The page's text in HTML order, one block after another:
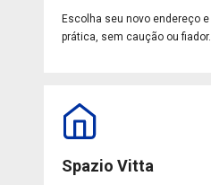
Escolha seu novo endereço
prática, sem caução ou fiador.
Spazio Vitta